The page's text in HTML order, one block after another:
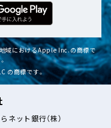
域におけるApple Inc.の商標で
の商標です。
ネット銀行（株）